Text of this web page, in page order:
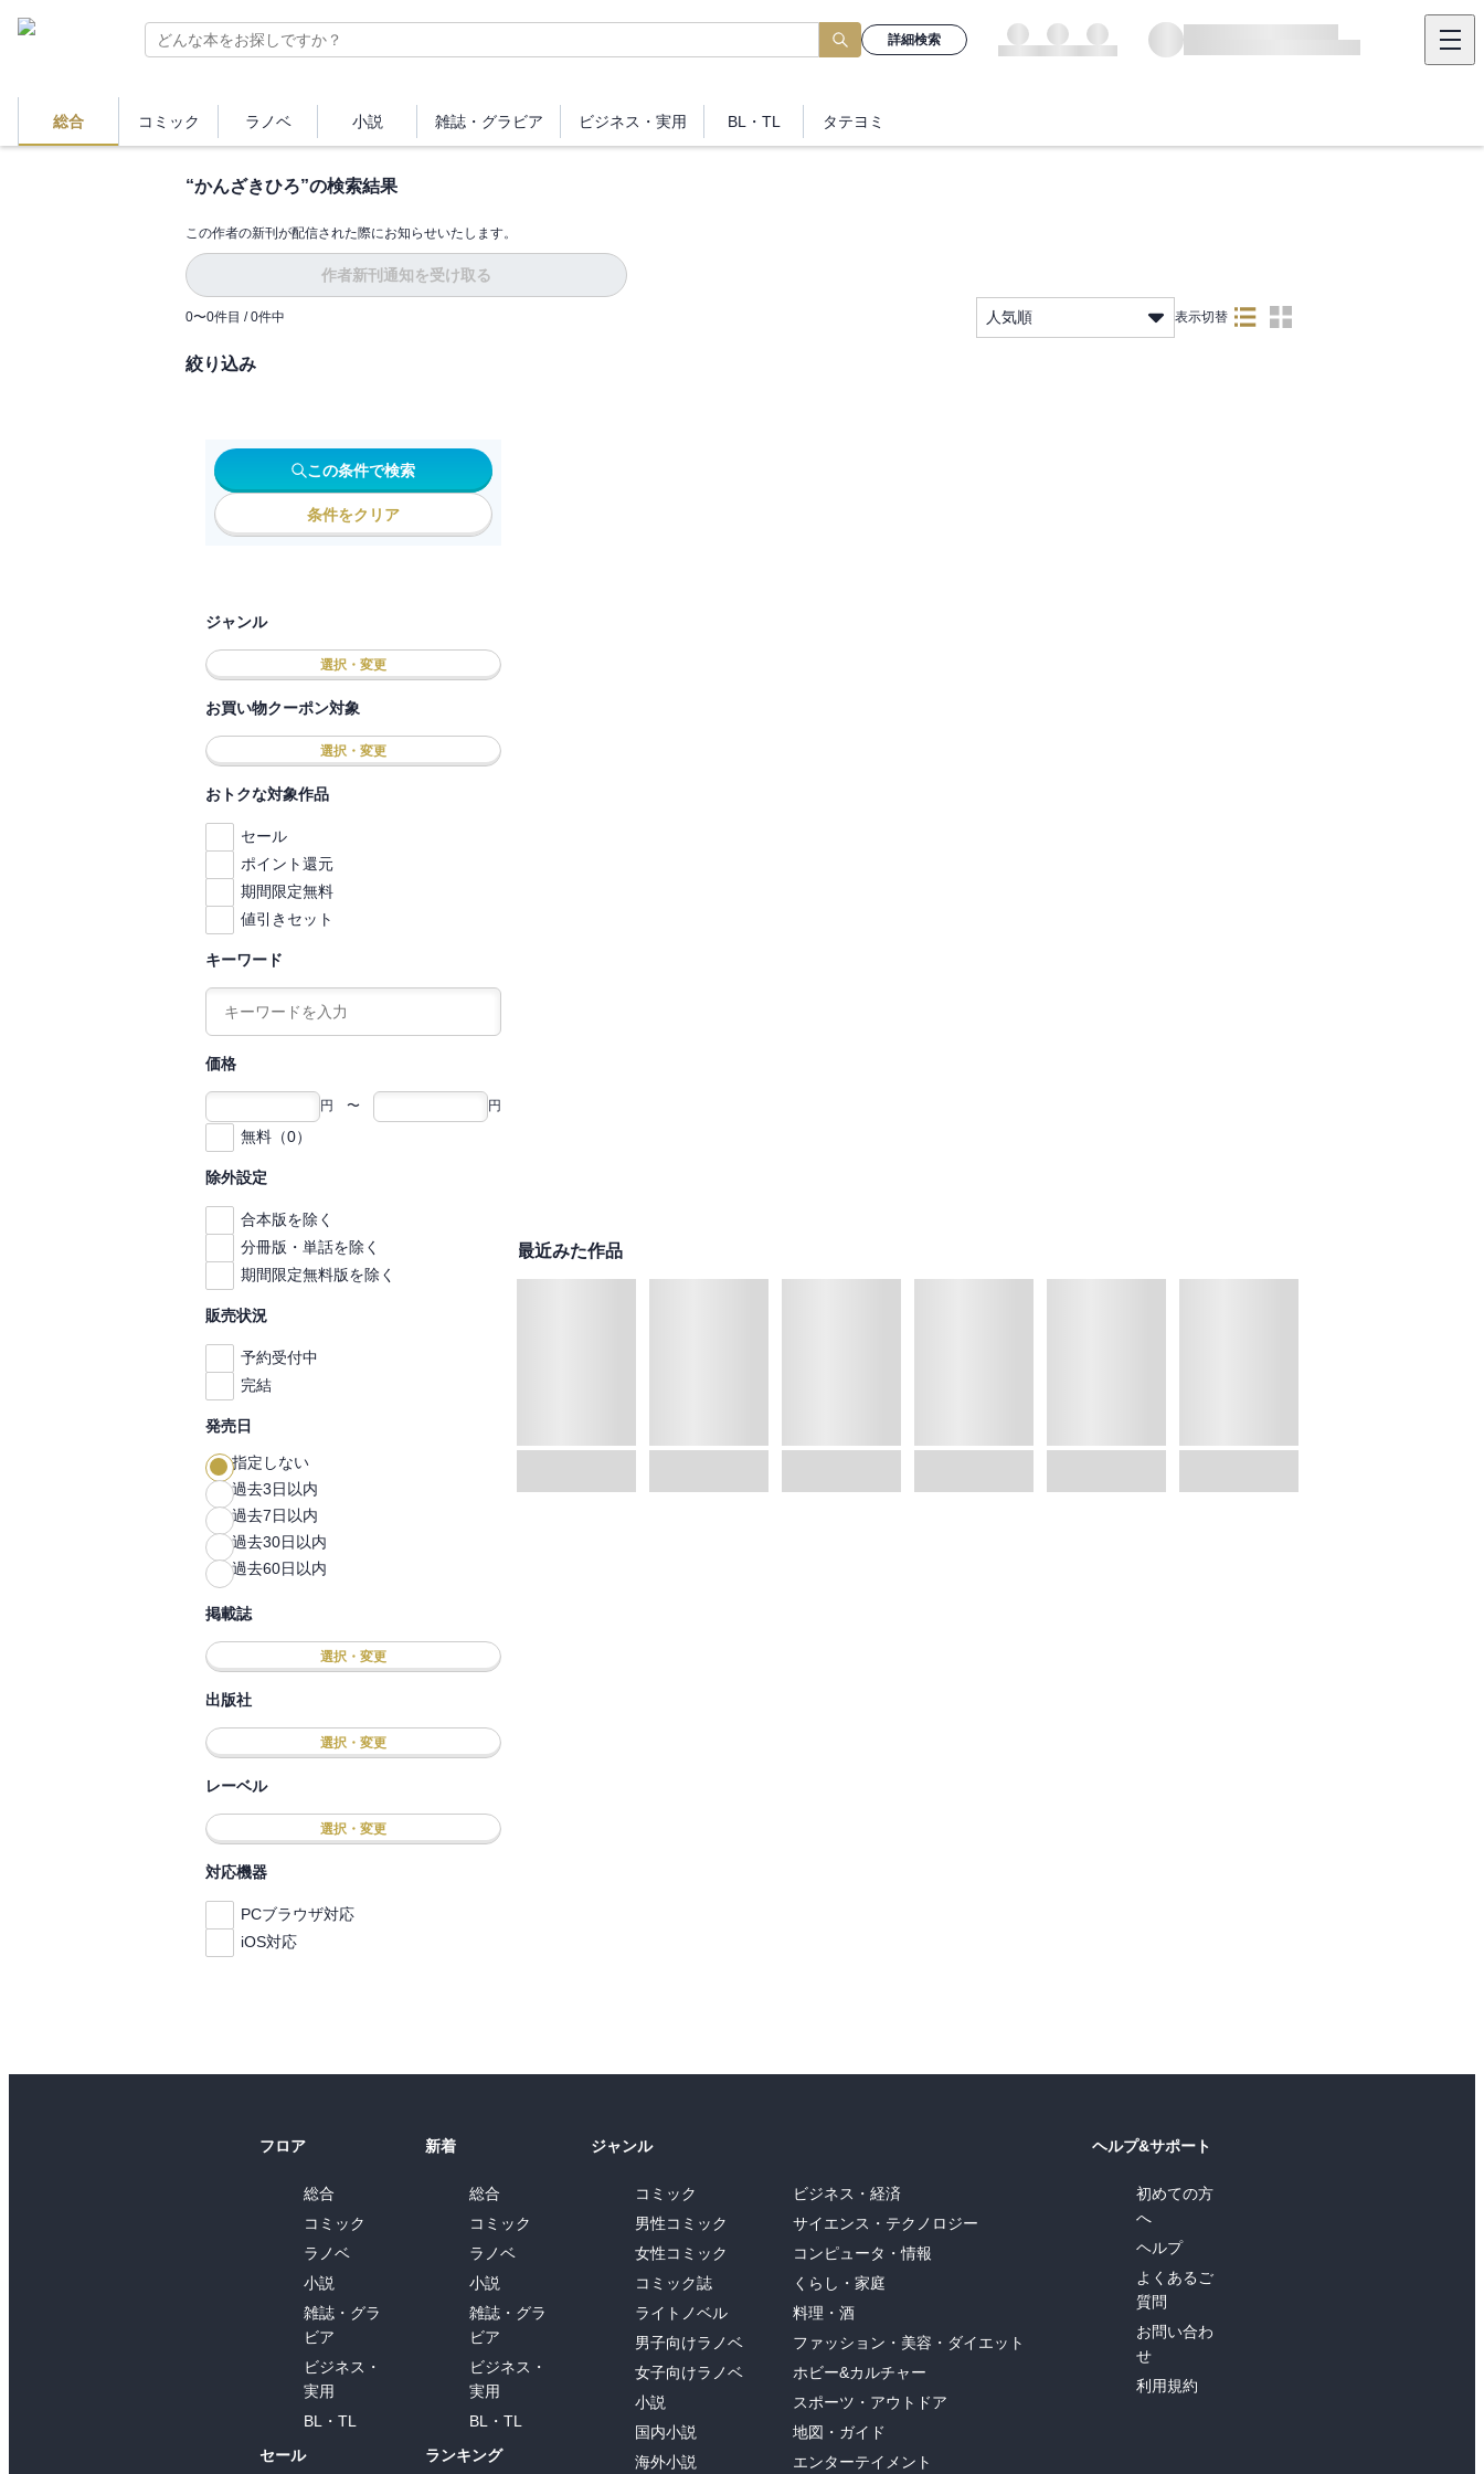
詳細検索
総合 コミック ラノベ 小説 雑誌・ グラビア ビジネス ・実用 BL・TL タテヨミ
“かんざきひろ”の検索結果
この作者の新刊が配信された際にお知らせいたします。
作者新刊通知を受け取る
0〜0件目 / 0件中 人気順 表示切替
絞り込み
この条件で検索
条件をクリア
ジャンル
選択・変更
お買い物クーポン対象
選択・変更
おトクな対象作品
セール
ポイント還元
期間限定無料
値引きセット
キーワード
価格
円 〜 円
無料（0）
除外設定
合本版を除く
分冊版・単話を除く
期間限定無料版を除く
販売状況
予約受付中
完結
発売日
指定しない
過去3日以内
過去7日以内
過去30日以内
過去60日以内
掲載誌
選択・変更
出版社
選択・変更
レーベル
選択・変更
対応機器
PCブラウザ対応
iOS対応
最近みた作品
フロア
総合
コミック
ラノベ
小説
雑誌・グラ
ビア
ビジネス・
実用
BL・TL
セール
新着
総合
コミック
ラノベ
小説
雑誌・グラ
ビア
ビジネス・
実用
BL・TL
ランキング
ジャンル
コミック
男性コミック
女性コミック
コミック誌
ライトノベル
男子向けラノベ
女子向けラノベ
小説
国内小説
海外小説
ビジネス・経済
サイエンス・テクノロジー
コンピュータ・情報
くらし・家庭
料理・酒
ファッション・美容・ダイエット
ホビー&カルチャー
スポーツ・アウトドア
地図・ガイド
エンターテイメント
ヘルプ&サポート
初めての方
へ
ヘルプ
よくあるご
質問
お問い合わ
せ
利用規約